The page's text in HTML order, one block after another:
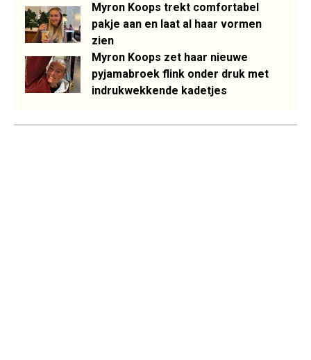
Myron Koops trekt comfortabel
pakje aan en laat al haar vormen
zien
Myron Koops zet haar nieuwe
pyjamabroek flink onder druk met
indrukwekkende kadetjes